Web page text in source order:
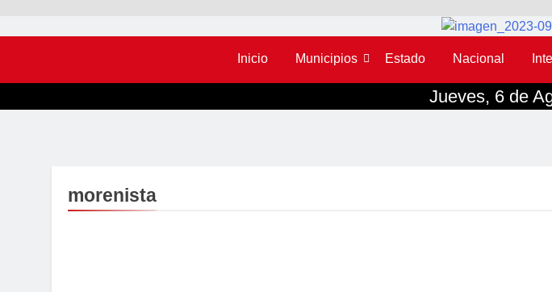
Inicio Municipios Estado Nacional
Jueves, 6 de
morenista